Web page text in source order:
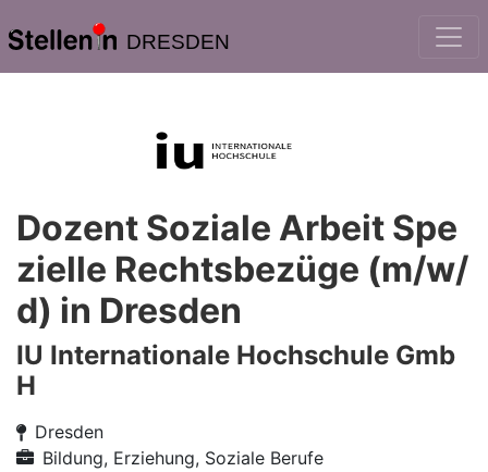
DRESDEN
Dozent Soziale Arbeit Spe
zielle Rechtsbezüge (m/w/
d) in Dresden
IU Internationale Hochschule Gmb
H
Dresden
Bildung, Erziehung, Soziale Berufe